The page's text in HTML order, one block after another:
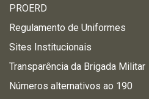
PROERD
Regulamento de Uniformes
Sites Institucionais
Transparência da Brigada Militar
Números alternativos ao 190